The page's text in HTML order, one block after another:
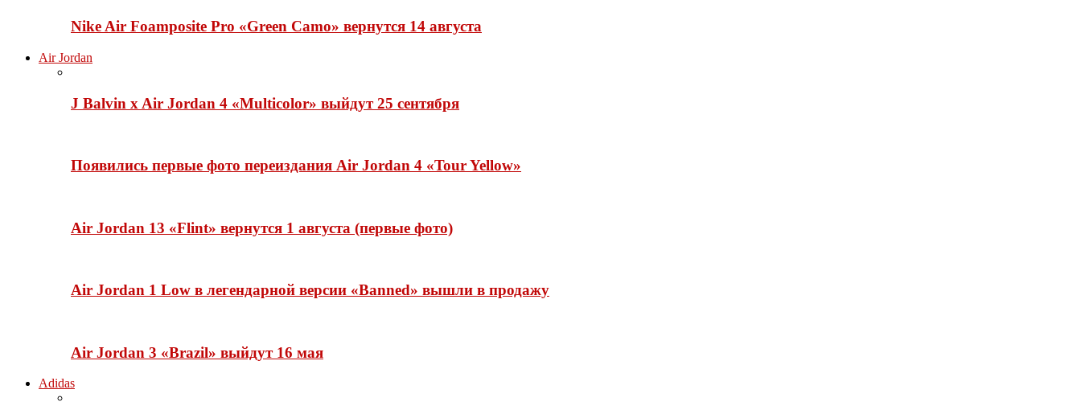
Nike Air Foamposite Pro «Green Camo» вернутся 14 августа
Air Jordan
J Balvin x Air Jordan 4 «Multicolor» выйдут 25 сентября
Появились первые фото переиздания Air Jordan 4 «Tour Yellow»
Air Jordan 13 «Flint» вернутся 1 августа (первые фото)
Air Jordan 1 Low в легендарной версии «Banned» вышли в продажу
Air Jordan 3 «Brazil» выйдут 16 мая
Adidas